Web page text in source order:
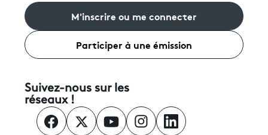
M'inscrire ou me connecter
Participer à une émission
Suivez-nous sur les
réseaux !